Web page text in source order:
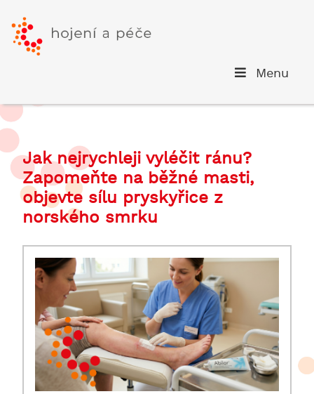
Menu
Jak nejrychleji vyléčit ránu?
Zapomeňte na běžné masti,
objevte sílu pryskyřice z
norského smrku